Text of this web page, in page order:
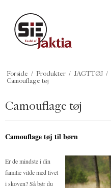
Forside / Produkter / JAGTTØJ /
Camouflage tøj
Camouflage tøj
Camouflage tøj til børn
Er de mindste i din
familie vilde med livet
i skoven? Så bør du